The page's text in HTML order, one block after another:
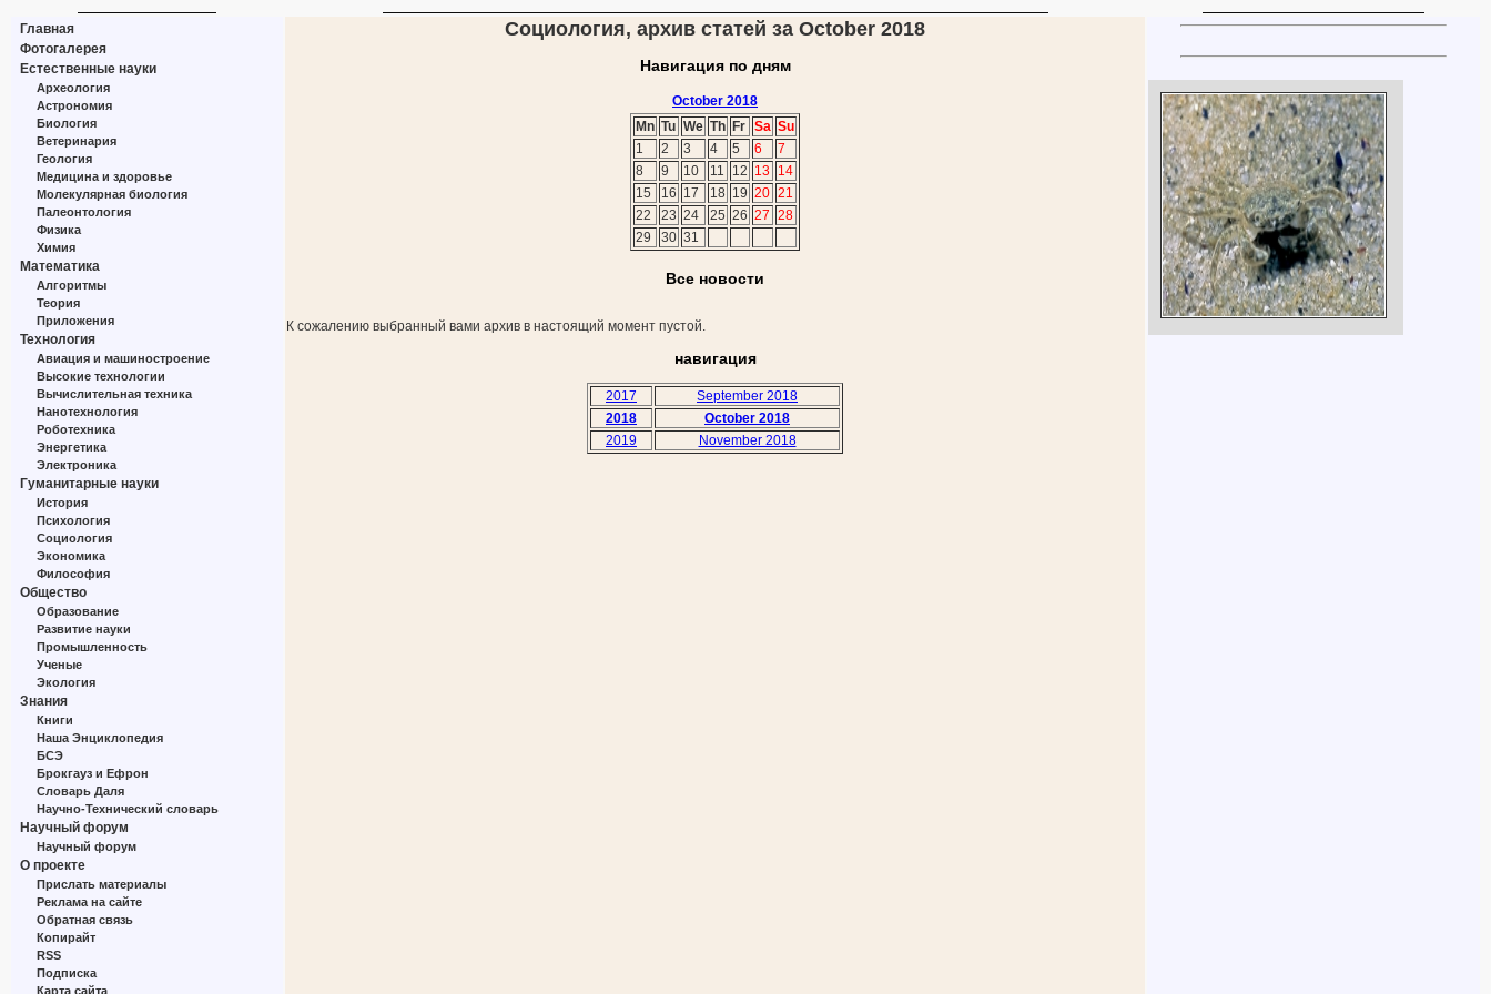
Главная
Фотогалерея
Естественные науки
Археология
Астрономия
Биология
Ветеринария
Геология
Медицина и здоровье
Молекулярная биология
Палеонтология
Физика
Химия
Математика
Алгоритмы
Теория
Приложения
Технология
Авиация и машиностроение
Высокие технологии
Вычислительная техника
Нанотехнология
Роботехника
Энергетика
Электроника
Гуманитарные науки
История
Психология
Социология
Экономика
Философия
Общество
Образование
Развитие науки
Промышленность
Ученые
Экология
Знания
Книги
Наша Энциклопедия
БСЭ
Брокгауз и Ефрон
Словарь Даля
Научно-Технический словарь
Научный форум
Научный форум
О проекте
Прислать материалы
Реклама на сайте
Обратная связь
Копирайт
RSS
Подписка
Карта сайта
Социология, архив статей за October 2018
Навигация по дням
October 2018
Mn Tu We Th Fr Sa Su
1
2 3 4 5 6
7
8
9 10 11 12 13
14
15
16 17 18 19 20 21
22
23 24 25 26 27 28
29
30 31
Все новости
К сожалению выбранный вами архив в настоящий момент пустой.
навигация
2017
September 2018
2018
October 2018
2019
November 2018